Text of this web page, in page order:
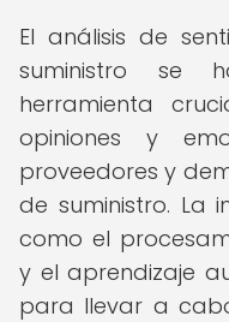
El análisis de
suministro se
herramienta
opiniones y
proveedores y
de suministro. La
como el
y el aprendizaje
para llevar a